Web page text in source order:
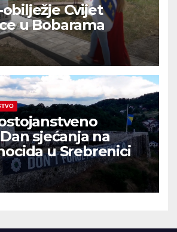
Cvijet
u Bobarama
sjećanja na
u Srebrenici